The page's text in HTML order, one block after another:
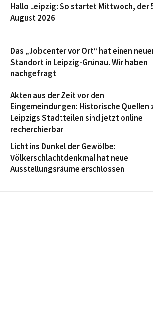
Hallo Leipzig: So startet Mittwoch, der
August 2026
Das „Jobcenter vor Ort“ hat einen
Standort in Leipzig-Grünau. Wir haben
nachgefragt
Akten aus der Zeit vor den
Eingemeindungen: Historische Quellen
Leipzigs Stadtteilen sind jetzt online
recherchierbar
Licht ins Dunkel der Gewölbe:
Völkerschlachtdenkmal hat neue
Ausstellungsräume erschlossen